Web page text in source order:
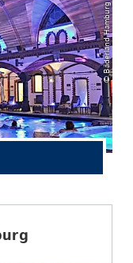
© Bäderland Hamburg